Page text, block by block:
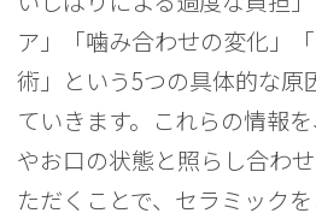
ア」「噛み合わせの変化」
術」という5つの具体的な原
ていきます。これらの情報
やお口の状態と照らし合わ
ただくことで、セラミック